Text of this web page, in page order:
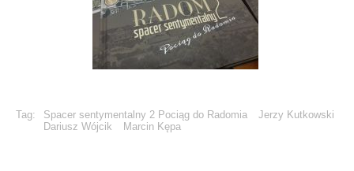
Tag: Spacer sentymentalny 2 Pociąg do Radomia
Jerzy Kutkowski
Dariusz Wójcik
Marcin Kępa